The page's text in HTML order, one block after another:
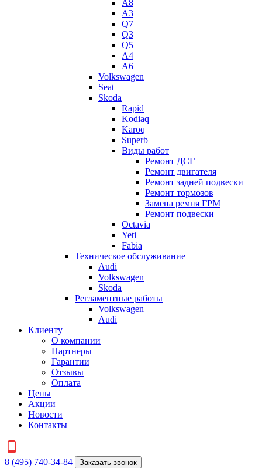
A8
A3
Q7
Q3
Q5
A4
A6
Volkswagen
Seat
Skoda
Rapid
Kodiaq
Karoq
Superb
Виды работ
Ремонт ДСГ
Ремонт двигателя
Ремонт задней подвески
Ремонт тормозов
Замена ремня ГРМ
Ремонт подвески
Octavia
Yeti
Fabia
Техническое обслуживание
Audi
Volkswagen
Skoda
Регламентные работы
Volkswagen
Audi
Клиенту
О компании
Партнеры
Гарантии
Отзывы
Оплата
Цены
Акции
Новости
Контакты
8 (495) 740-34-84 Заказать звонок